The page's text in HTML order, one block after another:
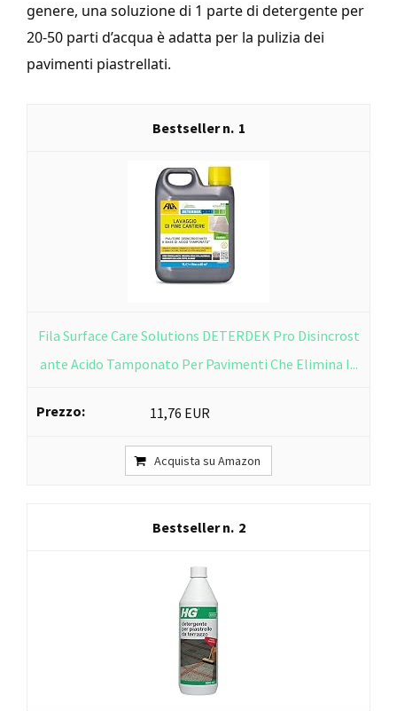
genere, una soluzione di 1 parte di detergente per
20-50 parti d’acqua è adatta per la pulizia dei
pavimenti piastrellati.
1
Fila Surface Care Solutions DETERDEK Pro Disincrost
ante Acido Tamponato Per Pavimenti Che Elimina I...
11,76 EUR
Acquista su Amazon
2